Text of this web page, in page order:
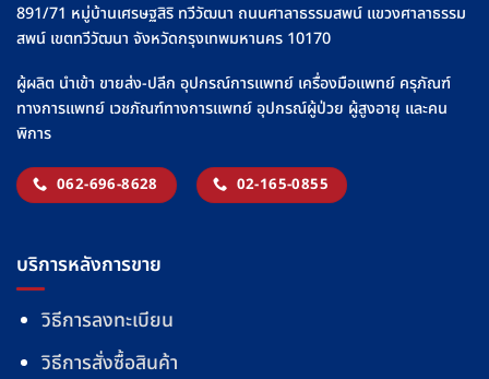
891/71 หมู่บ้านเศรษฐสิริ ทวีวัฒนา ถนนศาลาธรรมสพน์ แขวงศาลาธรรม
สพน์ เขตทวีวัฒนา จังหวัดกรุงเทพมหานคร 10170
ผู้ผลิต นำเข้า ขายส่ง-ปลีก อุปกรณ์การแพทย์ เครื่องมือแพทย์ ครุภัณฑ์
ทางการแพทย์ เวชภัณฑ์ทางการแพทย์ อุปกรณ์ผู้ป่วย ผู้สูงอายุ และคน
พิการ
062-696-8628 02-165-0855
บริการหลังการขาย
วิธีการลงทะเบียน
วิธีการสั่งซื้อสินค้า